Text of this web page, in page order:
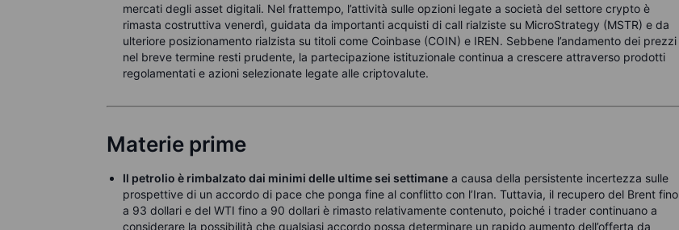
mercati degli asset digitali. Nel frattempo, l’attività sulle opzioni legate a società del settore crypto è
rimasta costruttiva venerdì, guidata da importanti acquisti di call rialziste su MicroStrategy (MSTR) e da
ulteriore posizionamento rialzista su titoli come Coinbase (COIN) e IREN. Sebbene l’andamento dei prezzi
nel breve termine resti prudente, la partecipazione istituzionale continua a crescere attraverso prodotti
regolamentati e azioni selezionate legate alle criptovalute.
Materie prime
Il petrolio è rimbalzato dai minimi delle ultime sei settimane a causa della persistente incertezza sulle
prospettive di un accordo di pace che ponga fine al conflitto con l’Iran. Tuttavia, il recupero del Brent fino
a 93 dollari e del WTI fino a 90 dollari è rimasto relativamente contenuto, poiché i trader continuano a
considerare la possibilità che qualsiasi accordo possa determinare un rapido aumento dell’offerta da